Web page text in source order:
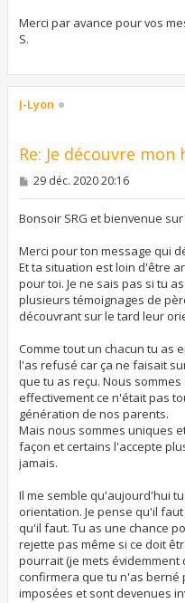
Merci par avance pour vos
S.
J-Lyon
Re: Je découvre
M
s
e
29 déc. 2020 20:16
Bonsoir SRG et bienvenue
Merci pour ton message qui
Et ta situation est loin d'être
pour toi. Je ne sais pas si tu
plusieurs témoignages de
découvrant sur le tard leur
Comme tout un chacun tu as
l'as refusé car ça ne faisait
que tu as reçu. Nous
effectivement ce n'était pas
génération de nos parents.
Mais nous sommes uniques
façon et certains l'accepte
jamais.
Il me semble qu'aujourd'hui
orientation. Je pense qu'il
qu'il faut. Tu as une chance
rejette pas même si ce doit
pourrait (je mets
confirmera que tu n'as berné
imposées et sont devenues